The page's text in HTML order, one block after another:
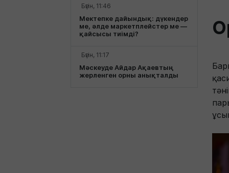
Бүгін, 11:46
Мектепке дайындық: дүкендер
ме, әлде маркетплейстер ме —
қайсысы тиімді?
Бүгін, 11:17
Мәскеуде Айдар Ақаевтың
жерленген орны анықталды